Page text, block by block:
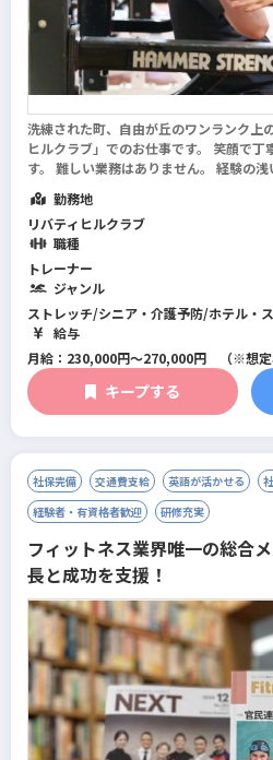
洗練された町、自由が丘のワンランク上
ヒルクラブ」でのお仕事です。 笑顔で
す。 難しい業務はありません。 経験の
フ・正社員） 西武フィット...
勤務地
リバティヒルクラブ
職種
トレーナー
ジャンル
ストレッチ/シニア・介護予防/ホテル・
系/マネジメント･店舗運営/フィットネス
ム/総合型フィットネスクラブ
給与
月給：230,000円～270,000円 （※想
円）
※研修期間は1ヶ月～最大3ヶ月で条件に
キープする
社保完備 交通費支給 英語が活かせる
経験者・有資格者歓迎
研修充実
フィットネス業界唯一の総合
長と成功を支援！